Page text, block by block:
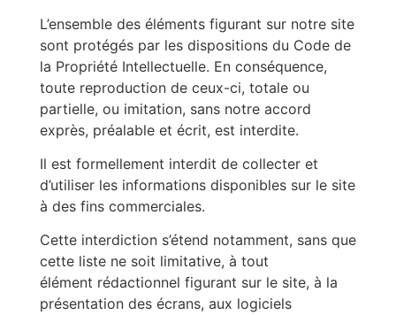
L’ensemble des éléments figurant sur notre site
sont protégés par les dispositions du Code de
la Propriété Intellectuelle. En conséquence,
toute reproduction de ceux-ci, totale ou
partielle, ou imitation, sans notre accord
exprès, préalable et écrit, est interdite.
Il est formellement interdit de collecter et
d’utiliser les informations disponibles sur le site
à des fins commerciales.
Cette interdiction s’étend notamment, sans que
cette liste ne soit limitative, à tout
élément rédactionnel figurant sur le site, à la
présentation des écrans, aux logiciels